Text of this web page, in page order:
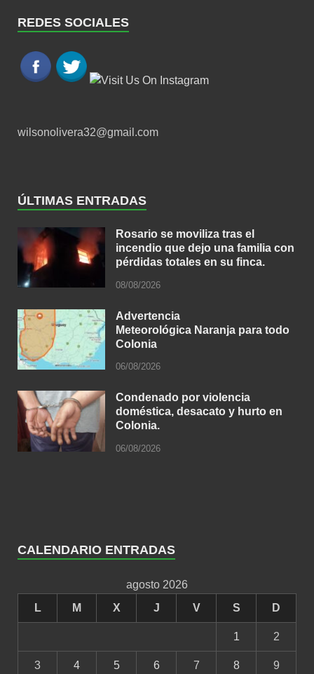
REDES SOCIALES
wilsonolivera32@gmail.com
ÚLTIMAS ENTRADAS
Rosario se moviliza tras el
incendio que dejo una familia con
pérdidas totales en su finca.
08/08/2026
Advertencia
Meteorológica Naranja para todo
Colonia
06/08/2026
Condenado por violencia
doméstica, desacato y hurto en
Colonia.
06/08/2026
CALENDARIO ENTRADAS
agosto 2026
L
M X J V S D
1 2
3 4 5 6 7 8 9